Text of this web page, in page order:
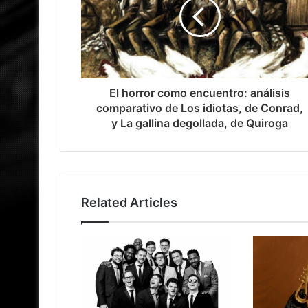
El horror como encuentro: análisis
comparativo de Los idiotas, de Conrad,
y La gallina degollada, de Quiroga
Related Articles